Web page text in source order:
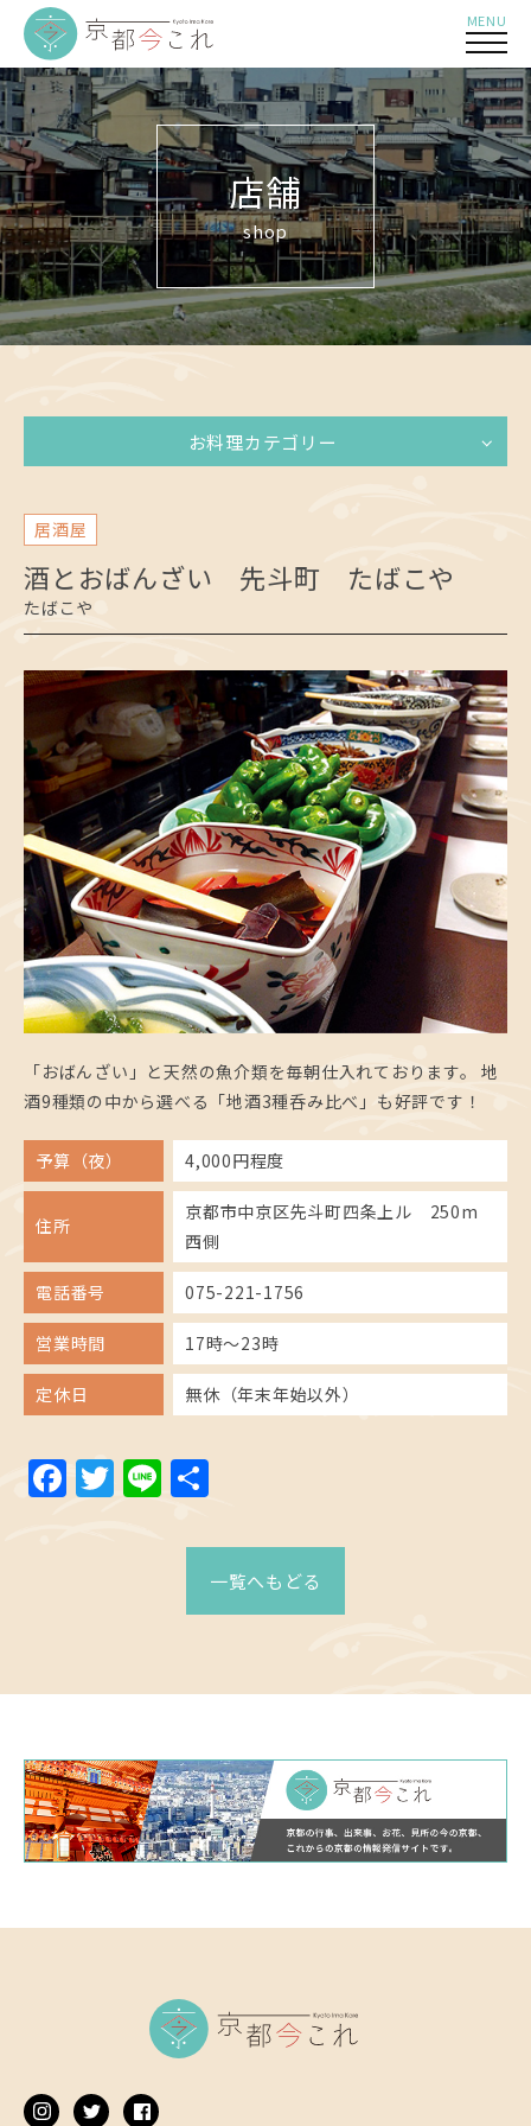
MENU
店舗
shop
お料理カテゴリー
居酒屋
酒とおばんざい 先斗町 たばこや
たばこや
「おばんざい」と天然の魚介類を毎朝仕入れております。 地
酒9種類の中から選べる「地酒3種呑み比べ」も好評です！
予算（夜） 4,000円程度
住所
京都市中京区先斗町四条上ル 250m
西側
電話番号 075-221-1756
営業時間 17時～23時
定休日 無休（年末年始以外）
Facebook
Twitter
Line
一覧へもどる